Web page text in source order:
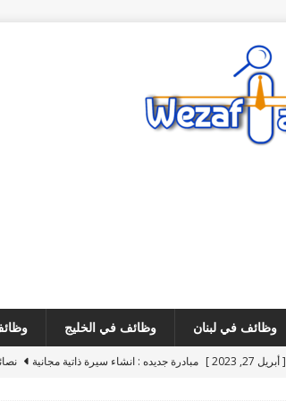
وظائف في لبنان وظائف في الخليج
[ أبريل 27, 2023 ] مبادرة جديده : انشاء سيرة ذاتية مجانية